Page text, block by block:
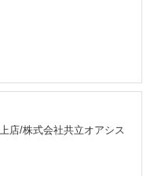
店/株式会社共立オアシス